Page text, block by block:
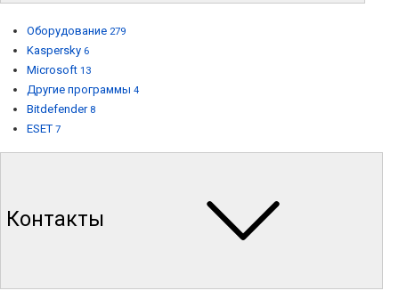
Оборудование 279
Kaspersky 6
Microsoft 13
Другие программы 4
Bitdefender 8
ESET 7
Контакты